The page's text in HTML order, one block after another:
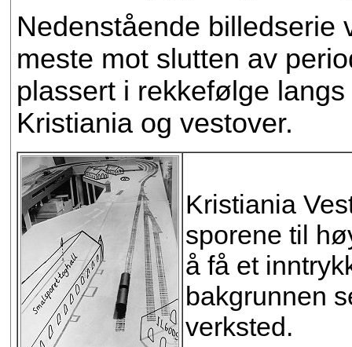
Nedenstående billedserie
meste mot slutten av
plassert i rekkefølge
Kristiania og vestover.
Kristiania
sporene til
å få et
bakgrunnen
verksted.